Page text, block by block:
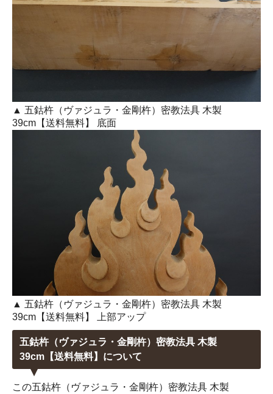
▲ 五鈷杵（ヴァジュラ・金剛杵）密教法具 木製
39cm【送料無料】 底面
▲ 五鈷杵（ヴァジュラ・金剛杵）密教法具 木製
39cm【送料無料】 上部アップ
五鈷杵（ヴァジュラ・金剛杵）密教法具 木製
39cm【送料無料】について
この五鈷杵（ヴァジュラ・金剛杵）密教法具 木製